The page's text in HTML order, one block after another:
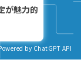
が魅力的
by ChatGPT API